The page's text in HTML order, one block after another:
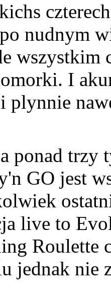
nudnym
wszystkim
I
ponad trzy
GO jest
live to
Roulette
jednak nie